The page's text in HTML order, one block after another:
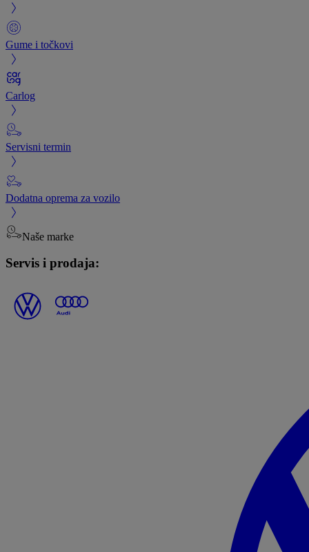
Gume i točkovi
Carlog
Servisni termin
Dodatna oprema za vozilo
Naše marke
Servis i prodaja: